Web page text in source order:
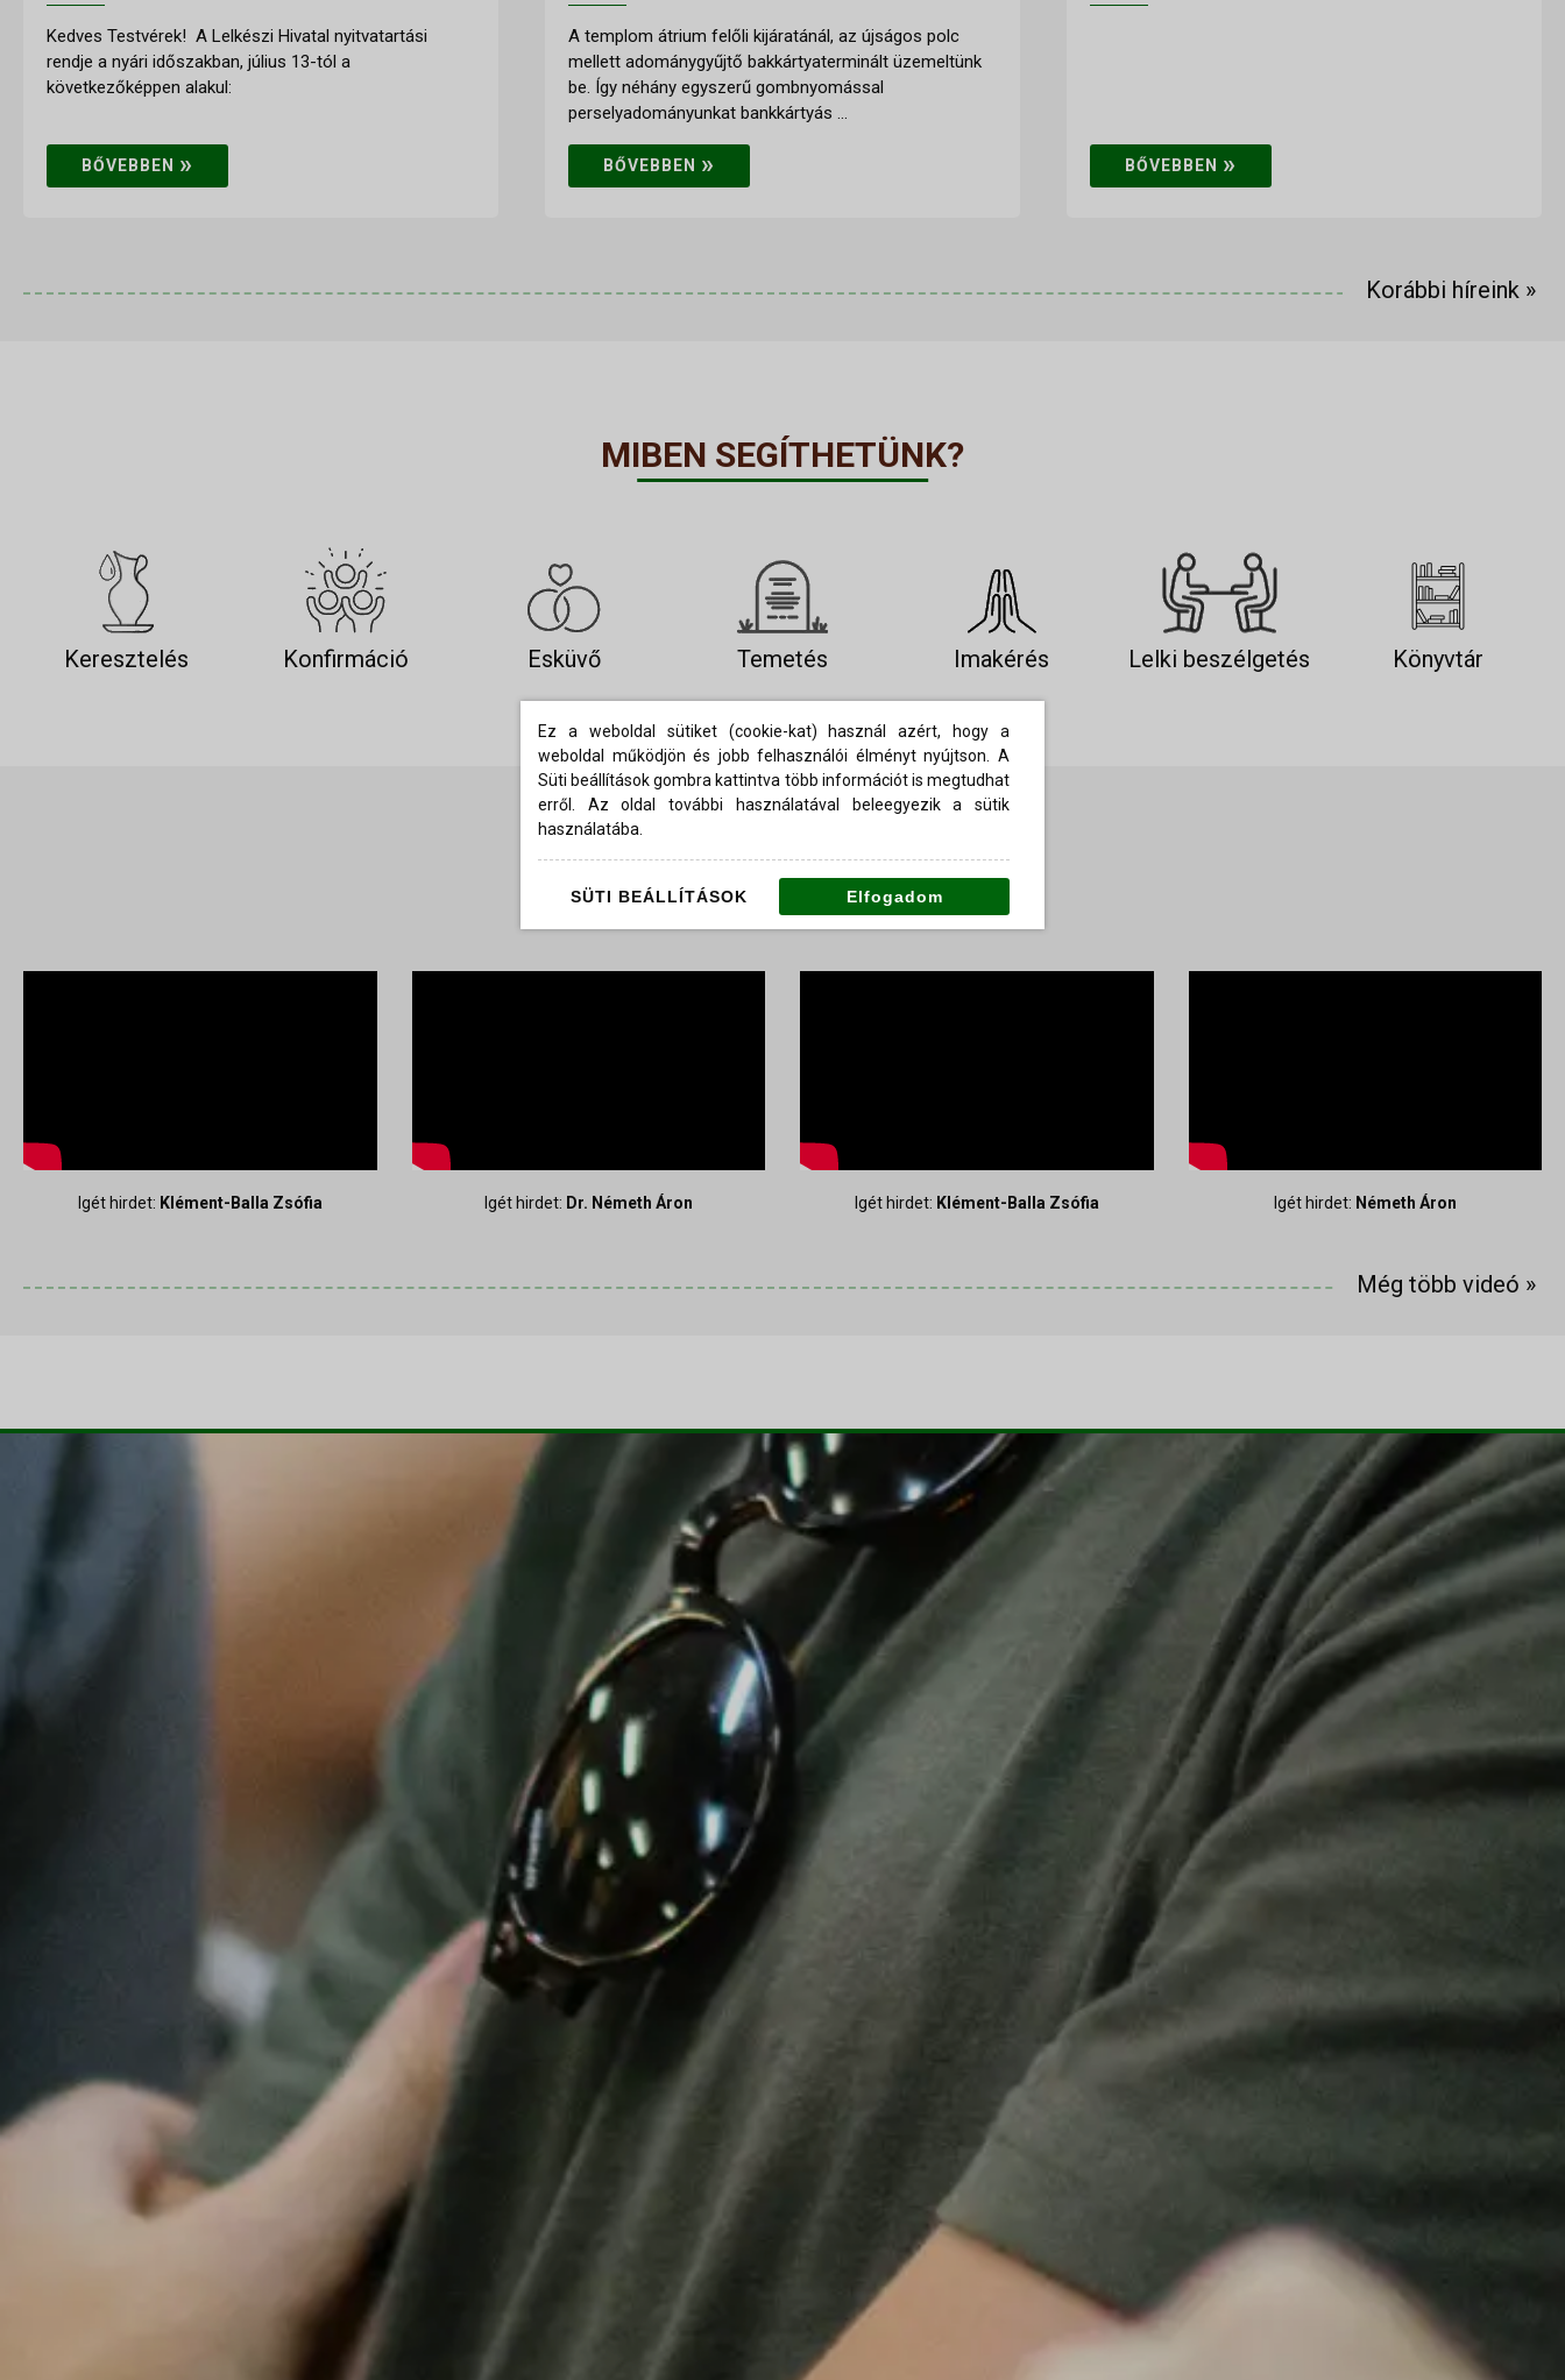
Kedves Testvérek! A Lelkészi Hivatal nyitvatartási
rendje a nyári időszakban, július 13-tól a
következőképpen alakul:
BŐVEBBEN »
A templom átrium felőli kijáratánál, az újságos polc
mellett adománygyűjtő bakkártyaterminált üzemeltünk
be. Így néhány egyszerű gombnyomással
perselyadományunkat bankkártyás ...
BŐVEBBEN » BŐVEBBEN »
Korábbi híreink »
MIBEN SEGÍTHETÜNK?
Keresztelés Konfirmáció Esküvő Temetés Imakérés Lelki beszélgetés Könyvtár
LEGUTÓBBI IGEHIRDETÉSEINK
Igét hirdet: Klément-Balla Zsófia Igét hirdet: Dr. Németh Áron Igét hirdet: Klément-Balla Zsófia Igét hirdet: Németh Áron
Még több videó »
Ez a weboldal sütiket (cookie-kat) használ azért, hogy a
weboldal működjön és jobb felhasználói élményt nyújtson. A
Süti beállítások gombra kattintva több információt is megtudhat
erről. Az oldal további használatával beleegyezik a sütik
használatába.
SÜTI BEÁLLÍTÁSOK Elfogadom